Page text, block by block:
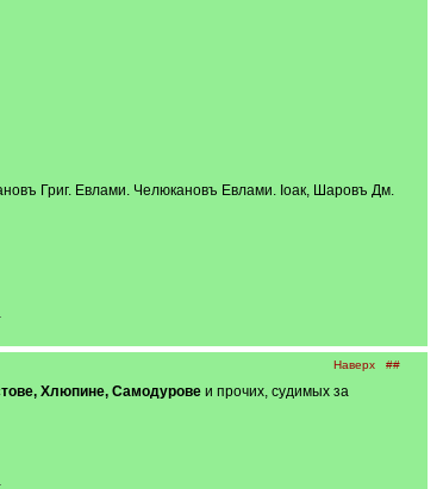
Григ. Евлами. Челюкановъ Евлами. Іоак, Шаровъ Дм.
Наверх ##
Хлюпине, Самодуровеи прочих, судимых за